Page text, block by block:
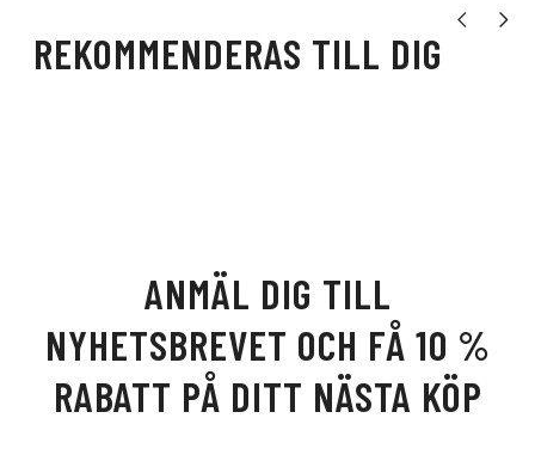
REKOMMENDERAS TILL DIG
Visa tidigare
Visa
ANMÄL DIG TILL
NYHETSBREVET OCH FÅ 10 %
RABATT PÅ DITT NÄSTA KÖP